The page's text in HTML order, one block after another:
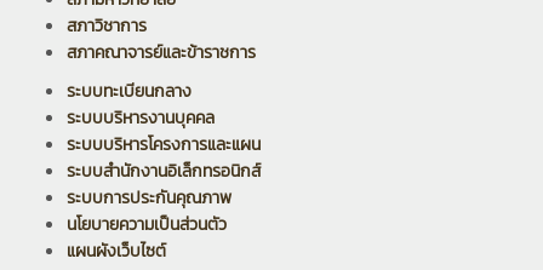
สภาวิชาการ
สภาคณาจารย์และข้าราชการ
ระบบทะเบียนกลาง
ระบบบริหารงานบุคคล
ระบบบริหารโครงการและแผน
ระบบสำนักงานอิเล็กทรอนิกส์
ระบบการประกันคุณภาพ
นโยบายความเป็นส่วนตัว
แผนผังเว็บไซต์